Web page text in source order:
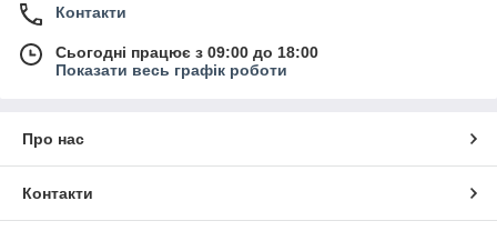
Контакти
Сьогодні працює з 09:00 до 18:00
Показати весь графік роботи
Про нас
Контакти